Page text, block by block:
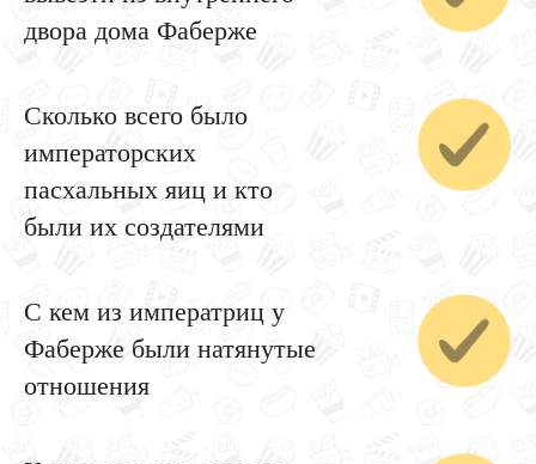
двора дома Фаберже
Сколько всего было
императорских
пасхальных яиц и кто
были их создателями
С кем из императриц у
Фаберже были натянутые
отношения